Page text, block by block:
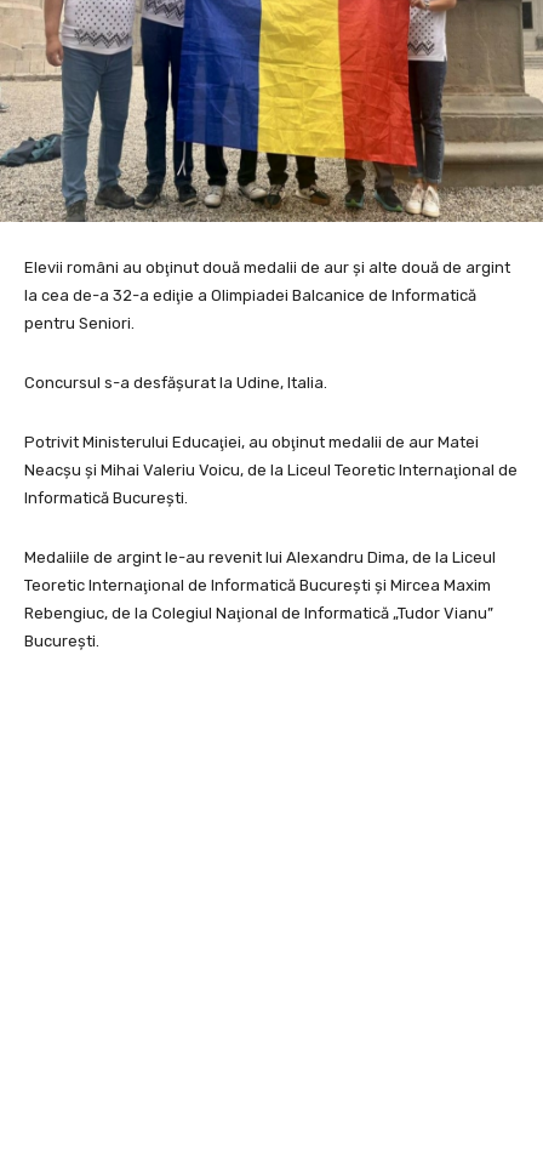
Elevii români au obţinut două medalii de aur şi alte două de argint
la cea de-a 32-a ediţie a Olimpiadei Balcanice de Informatică
pentru Seniori.
Concursul s-a desfășurat la Udine, Italia.
Potrivit Ministerului Educaţiei, au obţinut medalii de aur Matei
Neacşu şi Mihai Valeriu Voicu, de la Liceul Teoretic Internaţional de
Informatică Bucureşti.
Medaliile de argint le-au revenit lui Alexandru Dima, de la Liceul
Teoretic Internaţional de Informatică Bucureşti şi Mircea Maxim
Rebengiuc, de la Colegiul Naţional de Informatică „Tudor Vianu”
Bucureşti.